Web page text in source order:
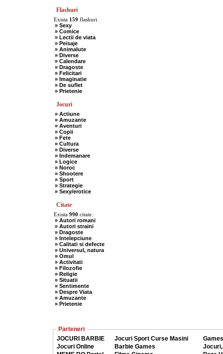
Flashuri
Exista 159 flashuri.
» Sexy
» Comice
» Lectii de viata
» Peisaje
» Animalute
» Diverse
» Calendare
» Dragoste
» Felicitari
» Imaginatie
» De suflet
» Prietenie
Jocuri
» Actiune
» Amuzante
» Aventuri
» Copii
» Fete
» Cultura
» Diverse
» Indemanare
» Logice
» Noroc
» Shootere
» Sport
» Strategie
» Sexy/erotice
Citate
Exista 990 citate.
» Autori romani
» Autori straini
» Dragoste
» Intelepciune
» Calitati si defecte
» Universul, natura
» Omul
» Activitati
» Filozofie
» Religie
» Situatii
» Sentimente
» Despre Viata
» Amuzante
» Prietenie
Parteneri
JOCURI BARBIE
Jocuri Sport Curse Masini
Jocuri Online
Barbie Games